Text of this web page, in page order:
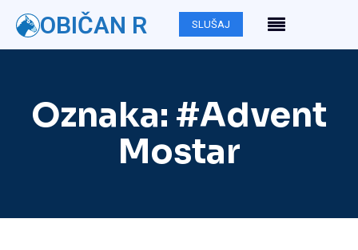
OBIČAN R SLUŠAJ
Oznaka: #Advent
Mostar